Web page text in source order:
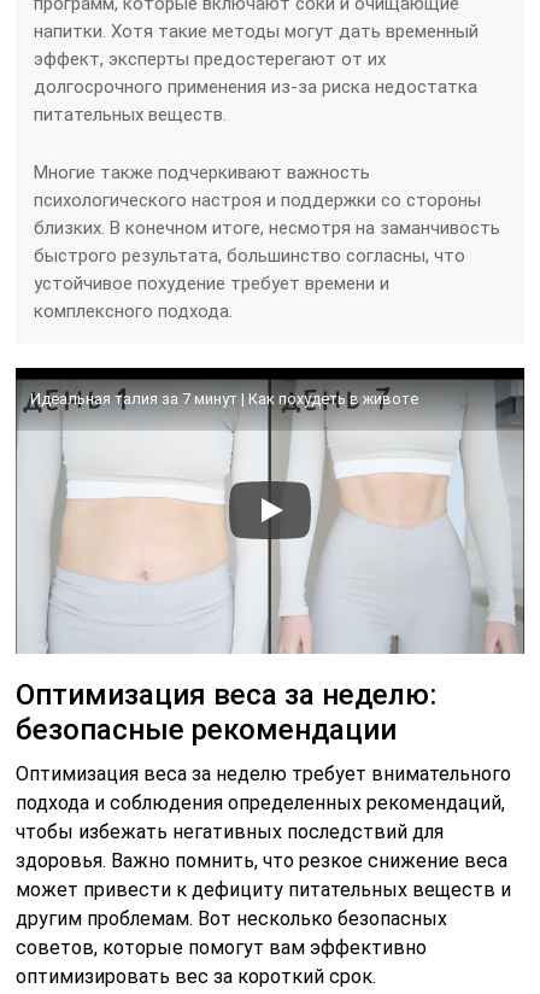
напитки. Хотя такие методы могут дать временный
эффект, эксперты предостерегают от их
долгосрочного применения из-за риска недостатка
питательных веществ.
Многие также подчеркивают важность
психологического настроя и поддержки со стороны
близких. В конечном итоге, несмотря на заманчивость
быстрого результата, большинство согласны, что
устойчивое похудение требует времени и
комплексного подхода.
Идеальная талия за 7 минут | Как похудеть в животе
Оптимизация веса за неделю:
безопасные рекомендации
Оптимизация веса за неделю требует внимательного
подхода и соблюдения определенных рекомендаций,
чтобы избежать негативных последствий для
здоровья. Важно помнить, что резкое снижение веса
может привести к дефициту питательных веществ и
другим проблемам. Вот несколько безопасных
советов, которые помогут вам эффективно
оптимизировать вес за короткий срок.